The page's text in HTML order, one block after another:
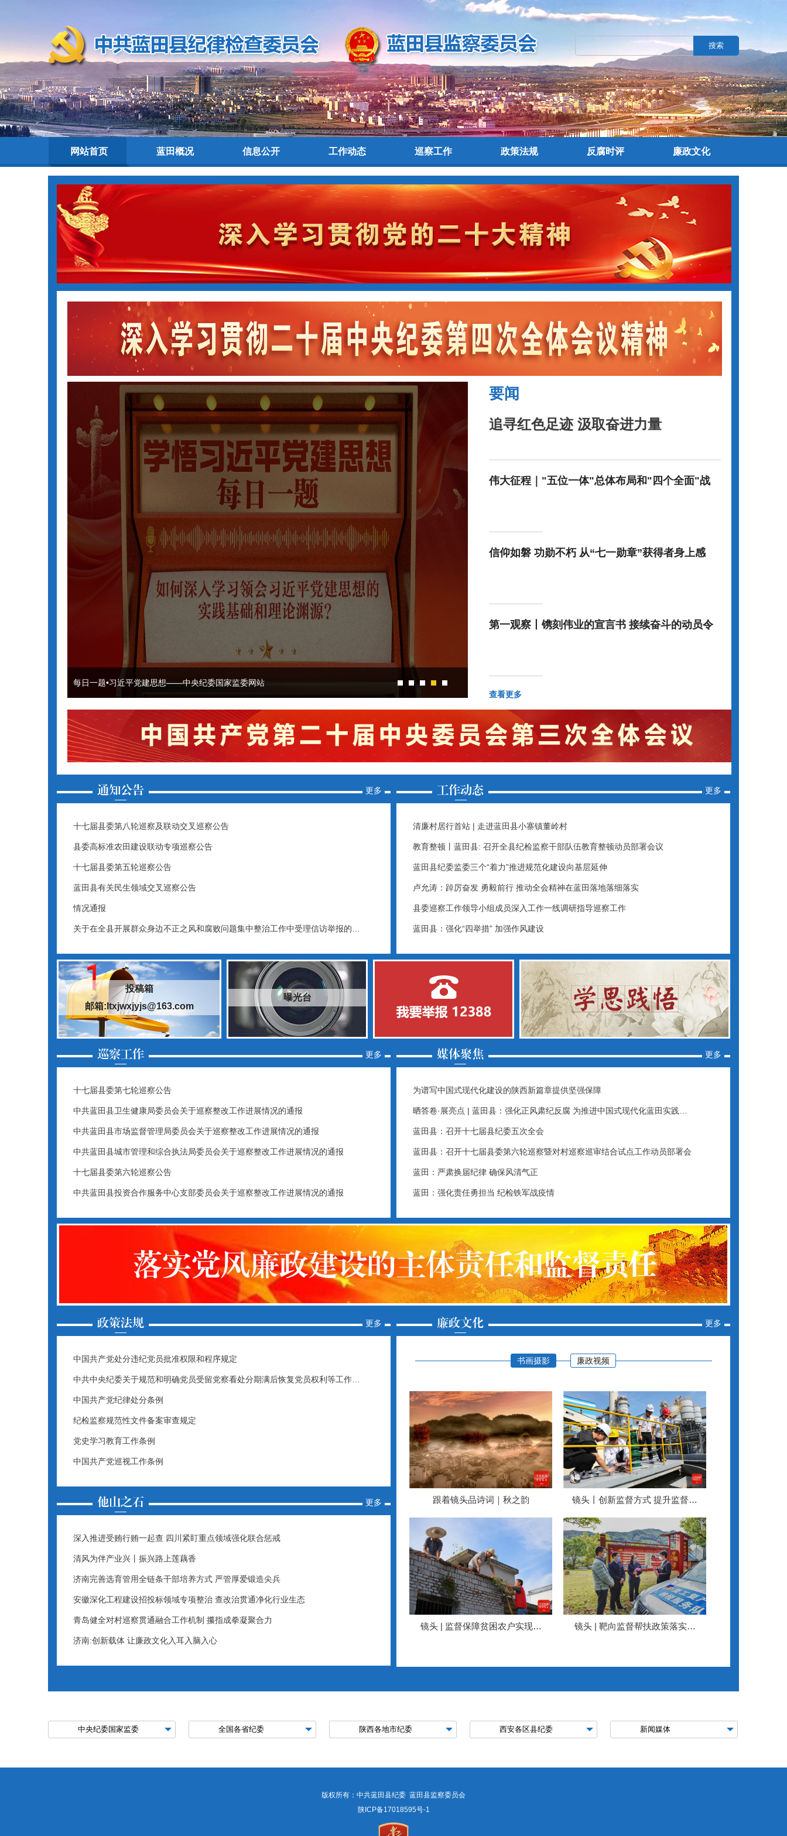
搜索
网站首页 蓝田概况 信息公开 工作动态 巡察工作 政策法规 反腐时评 廉政文化
每日一题•习近平党建思想——中央纪委国家监委网站
要闻
追寻红色足迹 汲取奋进力量
伟大征程｜"五位一体"总体布局和"四个全面"战
信仰如磐 功勋不朽 从“七一勋章”获得者身上感
第一观察丨镌刻伟业的宣言书 接续奋斗的动员令
查看更多
更多
十七届县委第八轮巡察及联动交叉巡察公告
县委高标准农田建设联动专项巡察公告
十七届县委第五轮巡察公告
蓝田县有关民生领域交叉巡察公告
情况通报
关于在全县开展群众身边不正之风和腐败问题集中整治工作中受理信访举报的…
更多
清廉村居行首站 | 走进蓝田县小寨镇董岭村
教育整顿丨蓝田县: 召开全县纪检监察干部队伍教育整顿动员部署会议
蓝田县纪委监委三个“着力”推进规范化建设向基层延伸
卢允涛：踔厉奋发 勇毅前行 推动全会精神在蓝田落地落细落实
县委巡察工作领导小组成员深入工作一线调研指导巡察工作
蓝田县：强化“四举措” 加强作风建设
投稿箱
邮箱:ltxjwxjyjs@163.com
曝光台
更多
十七届县委第七轮巡察公告
中共蓝田县卫生健康局委员会关于巡察整改工作进展情况的通报
中共蓝田县市场监督管理局委员会关于巡察整改工作进展情况的通报
中共蓝田县城市管理和综合执法局委员会关于巡察整改工作进展情况的通报
十七届县委第六轮巡察公告
中共蓝田县投资合作服务中心支部委员会关于巡察整改工作进展情况的通报
更多
为谱写中国式现代化建设的陕西新篇章提供坚强保障
晒答卷·展亮点 | 蓝田县：强化正风肃纪反腐 为推进中国式现代化蓝田实践…
蓝田县：召开十七届县纪委五次全会
蓝田县：召开十七届县委第六轮巡察暨对村巡察巡审结合试点工作动员部署会
蓝田：严肃换届纪律 确保风清气正
蓝田：强化责任勇担当 纪检铁军战疫情
更多
中国共产党处分违纪党员批准权限和程序规定
中共中央纪委关于规范和明确党员受留党察看处分期满后恢复党员权利等工作…
中国共产党纪律处分条例
纪检监察规范性文件备案审查规定
党史学习教育工作条例
中国共产党巡视工作条例
更多
深入推进受贿行贿一起查 四川紧盯重点领域强化联合惩戒
清风为伴产业兴丨振兴路上莲藕香
济南完善选育管用全链条干部培养方式 严管厚爱锻造尖兵
安徽深化工程建设招投标领域专项整治 查改治贯通净化行业生态
青岛健全对村巡察贯通融合工作机制 攥指成拳凝聚合力
济南:创新载体 让廉政文化入耳入脑入心
更多
书画摄影 廉政视频
跟着镜头品诗词｜秋之韵 镜头丨创新监督方式 提升监督效
镜头 | 监督保障贫困农户实现安 镜头 | 靶向监督帮扶政策落实落
版权所有：中共蓝田县纪委 蓝田县监察委员会
陕ICP备17018595号-1